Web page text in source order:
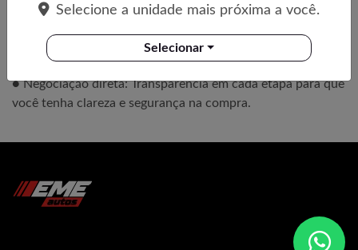
critérios de verificação antes da venda.
transparente, originados principalmente dentro do
ecossistema do nosso próprio grupo.
● Negociação direta: Transparência em cada etapa para que
você tenha clareza e segurança na compra.
Selecione a unidade mais próxima a você.
Selecionar